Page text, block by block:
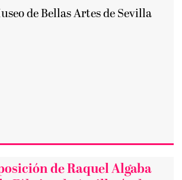
de Bellas Artes de Sevilla
de Raquel Algaba